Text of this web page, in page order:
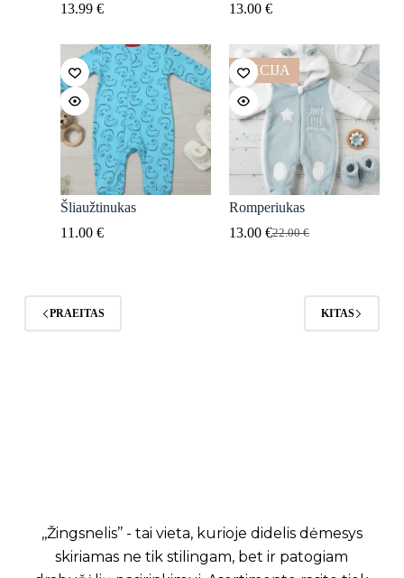
13.99 €
13.00 €
Šliaužtinukas
11.00 €
AKCIJA
Romperiukas
22.00€
Original
13.00 €Current
PRAEITAS KITAS
,,Žingsnelis’’ - tai vieta, kurioje didelis dėmesys
skiriamas ne tik stilingam, bet ir patogiam